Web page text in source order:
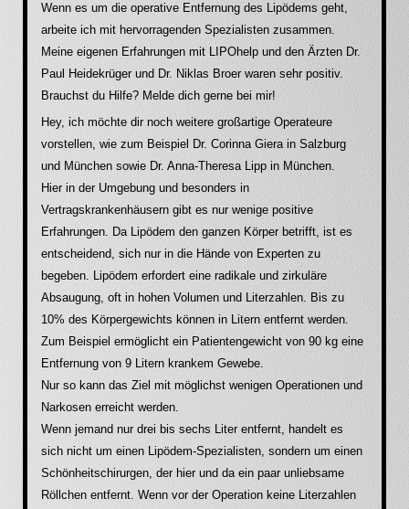
Wenn es um die operative Entfernung des Lipödems geht,
arbeite ich mit hervorragenden Spezialisten zusammen.
Meine eigenen Erfahrungen mit LIPOhelp und den Ärzten Dr.
Paul Heidekrüger und Dr. Niklas Broer waren sehr positiv.
Brauchst du Hilfe? Melde dich gerne bei mir!
Hey, ich möchte dir noch weitere großartige Operateure
vorstellen, wie zum Beispiel Dr. Corinna Giera in Salzburg
und München sowie Dr. Anna-Theresa Lipp in München.
Hier in der Umgebung und besonders in
Vertragskrankenhäusern gibt es nur wenige positive
Erfahrungen. Da Lipödem den ganzen Körper betrifft, ist es
entscheidend, sich nur in die Hände von Experten zu
begeben. Lipödem erfordert eine radikale und zirkuläre
Absaugung, oft in hohen Volumen und Literzahlen. Bis zu
10% des Körpergewichts können in Litern entfernt werden.
Zum Beispiel ermöglicht ein Patientengewicht von 90 kg eine
Entfernung von 9 Litern krankem Gewebe.
Nur so kann das Ziel mit möglichst wenigen Operationen und
Narkosen erreicht werden.
Wenn jemand nur drei bis sechs Liter entfernt, handelt es
sich nicht um einen Lipödem-Spezialisten, sondern um einen
Schönheitschirurgen, der hier und da ein paar unliebsame
Röllchen entfernt. Wenn vor der Operation keine Literzahlen